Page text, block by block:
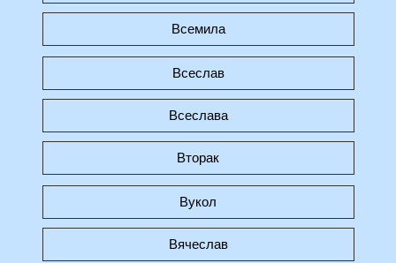
Всемила
Всеслав
Всеслава
Вторак
Вукол
Вячеслав